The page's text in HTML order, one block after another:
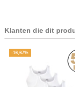
Klanten die dit
-16,67%